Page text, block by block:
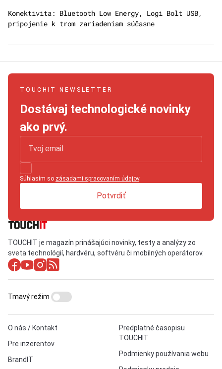
Konektivita: Bluetooth Low Energy, Logi Bolt USB,
pripojenie k trom zariadeniam súčasne
TOUCHIT NEWSLETTER
Dostávaj technologické novinky
ako prvý.
Súhlasím so zásadami spracovaním údajov.
Potvrdiť
TOUCHIT je magazín prinášajúci novinky, testy a analýzy zo
sveta technológií, hardvéru, softvéru či mobilných operátorov.
O nás / Kontakt
Pre inzerentov
BrandIT
Predplatné časopisu
TOUCHIT
Podmienky používania webu
Tmavý režim